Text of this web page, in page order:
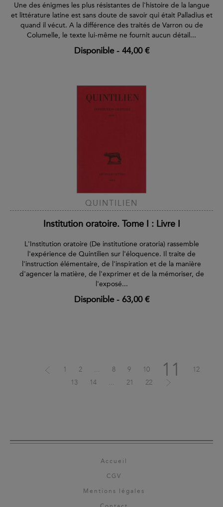
Une des énigmes les plus résistantes de l'histoire de la langue
et littérature latine est sans doute de savoir qui était Palladius et
quand il vécut. A la différence des traités de Varron ou de
Columelle, le texte lui-même ne fournit aucun détail...
Disponible- 44,00 €
QUINTILIEN
Institution oratoire. Tome I : Livre I
L'Institution oratoire (De institutione oratoria) rassemble
l'expérience de Quintilien sur l'éloquence. Il traite de
l'instruction élémentaire, de l'inspiration et de la manière
d'agencer la matière, de l'exprimer et de la mémoriser, de
l'exposé...
Disponible- 63,00 €
1 2 ... 8 9 10 11
12
13
14 ... 21 22
Accueil
CGV
Mentions légales